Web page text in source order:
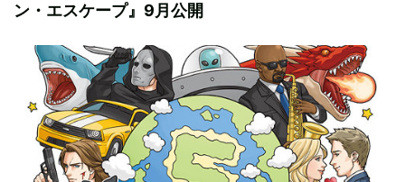
ン・エスケープ』9月公開